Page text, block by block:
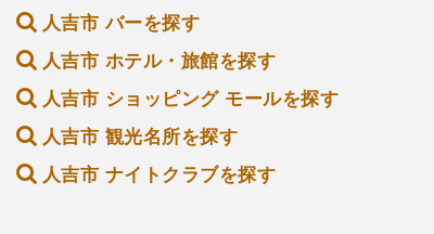
人吉市 バーを探す
人吉市 ホテル・旅館を探す
人吉市 ショッピング モールを探す
人吉市 観光名所を探す
人吉市 ナイトクラブを探す